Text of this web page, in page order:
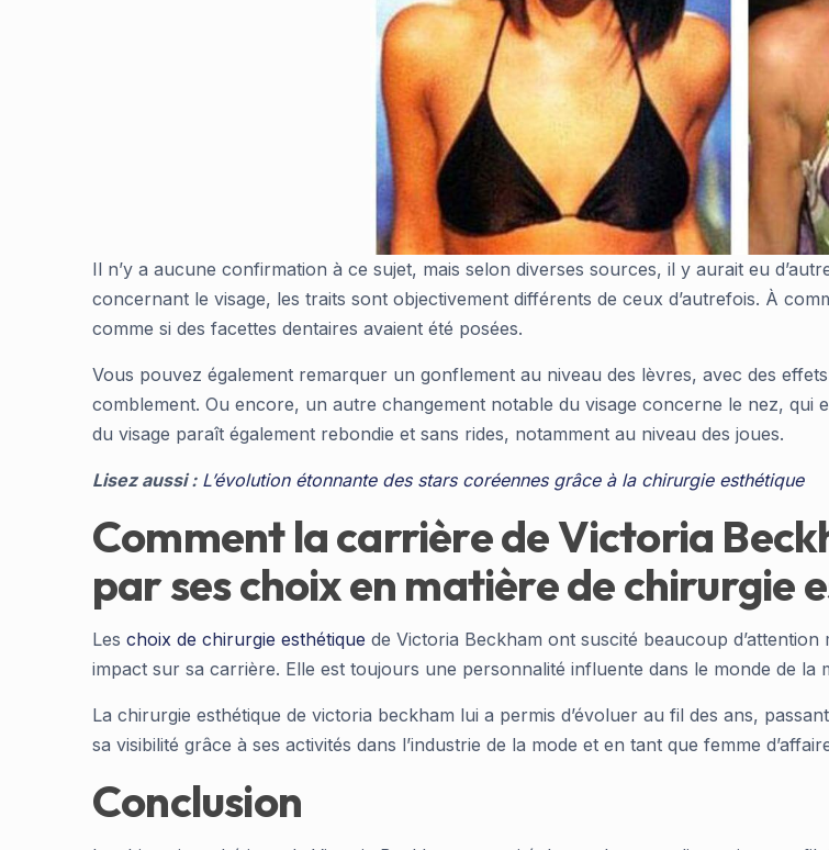
Il n’y a aucune confirmation à ce sujet, mais selon diverses sources, il y aurait eu
concernant le visage, les traits sont objectivement différents de ceux d’autrefois. À
comme si des facettes dentaires avaient été posées.
Vous pouvez également remarquer un gonflement au niveau des lèvres, avec des
comblement. Ou encore, un autre changement notable du visage concerne le nez, qui
du visage paraît également rebondie et sans rides, notamment au niveau des joues.
Lisez aussi : L’évolution étonnante des stars coréennes grâce à la chirurgie esthétique
Comment la carrière de Victoria
par ses choix en matière de chirurgie
Les choix de chirurgie esthétique de Victoria Beckham ont suscité beaucoup
impact sur sa carrière. Elle est toujours une personnalité influente dans le monde de la
La chirurgie esthétique de victoria beckham lui a permis d’évoluer au fil des ans,
sa visibilité grâce à ses activités dans l’industrie de la mode et en tant que femme
Conclusion